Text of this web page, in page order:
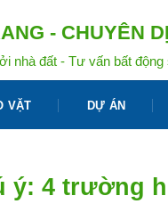
- CHUYÊN
nhà đất - Tư vấn bất động
VẶT DỰ ÁN
ý: 4 trường